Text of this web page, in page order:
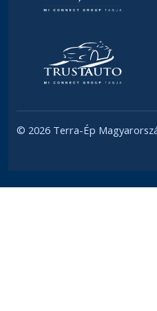
© 2026 Terra-Ép